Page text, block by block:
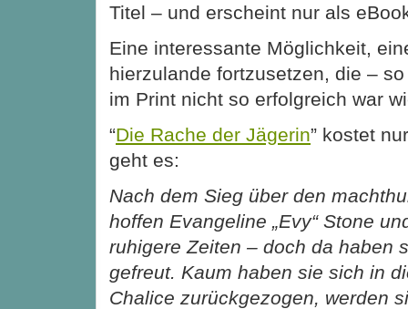
Titel – und erscheint nur als
Eine interessante Möglichkeit,
hierzulande fortzusetzen, die –
im Print nicht so erfolgreich war
“Die Rache der Jägerin” kostet
geht es:
Nach dem Sieg über den
hoffen Evangeline „Evy“ Stone
ruhigere Zeiten – doch da haben
gefreut. Kaum haben sie sich in
Chalice zurückgezogen, werden